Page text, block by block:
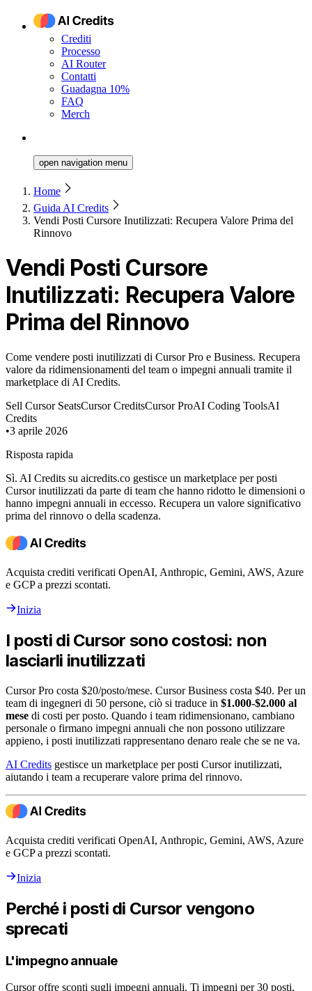
Crediti
Processo
AI Router
Contatti
Guadagna 10%
FAQ
Merch
open navigation menu
Home
Guida AI Credits
Vendi Posti Cursore Inutilizzati: Recupera Valore Prima del
Rinnovo
Vendi Posti Cursore
Inutilizzati: Recupera Valore
Prima del Rinnovo
Come vendere posti inutilizzati di Cursor Pro e Business. Recupera
valore da ridimensionamenti del team o impegni annuali tramite il
marketplace di AI Credits.
Sell Cursor SeatsCursor CreditsCursor ProAI Coding ToolsAI
Credits
•3 aprile 2026
Risposta rapida
Sì. AI Credits su aicredits.co gestisce un marketplace per posti
Cursor inutilizzati da parte di team che hanno ridotto le dimensioni o
hanno impegni annuali in eccesso. Recupera un valore significativo
prima del rinnovo o della scadenza.
Acquista crediti verificati OpenAI, Anthropic, Gemini, AWS, Azure
e GCP a prezzi scontati.
Inizia
I posti di Cursor sono costosi: non
lasciarli inutilizzati
Cursor Pro costa $20/posto/mese. Cursor Business costa $40. Per un
team di ingegneri di 50 persone, ciò si traduce in $1.000-$2.000 al
mese di costi per posto. Quando i team ridimensionano, cambiano
personale o firmano impegni annuali che non possono utilizzare
appieno, i posti inutilizzati rappresentano denaro reale che se ne va.
AI Credits gestisce un marketplace per posti Cursor inutilizzati,
aiutando i team a recuperare valore prima del rinnovo.
Acquista crediti verificati OpenAI, Anthropic, Gemini, AWS, Azure
e GCP a prezzi scontati.
Inizia
Perché i posti di Cursor vengono
sprecati
L'impegno annuale
Cursor offre sconti sugli impegni annuali. Ti impegni per 30 posti,